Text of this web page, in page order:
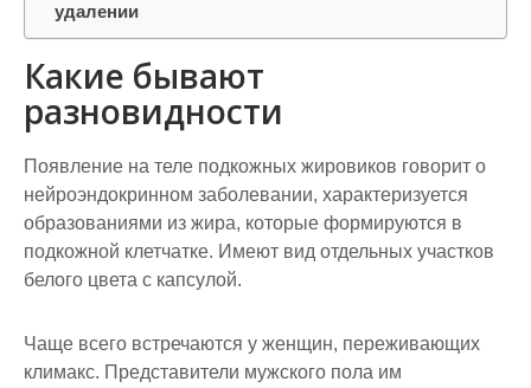
удалении
Какие бывают
разновидности
Появление на теле подкожных жировиков говорит о
нейроэндокринном заболевании, характеризуется
образованиями из жира, которые формируются в
подкожной клетчатке. Имеют вид отдельных участков
белого цвета с капсулой.
Чаще всего встречаются у женщин, переживающих
климакс. Представители мужского пола им